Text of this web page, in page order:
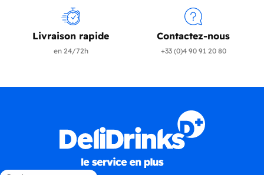
Livraison rapide
en 24/72h
Contactez-nous
+33 (0)4 90 91 20 80